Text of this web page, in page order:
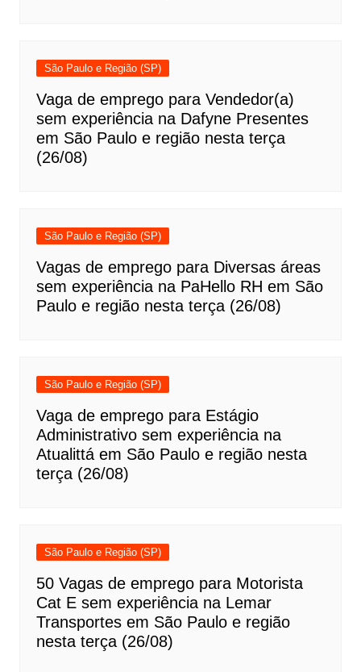
São Paulo e Região (SP)
Vaga de emprego para Vendedor(a)
sem experiência na Dafyne Presentes
em São Paulo e região nesta terça
(26/08)
São Paulo e Região (SP)
Vagas de emprego para Diversas áreas
sem experiência na PaHello RH em São
Paulo e região nesta terça (26/08)
São Paulo e Região (SP)
Vaga de emprego para Estágio
Administrativo sem experiência na
Atualittá em São Paulo e região nesta
terça (26/08)
São Paulo e Região (SP)
50 Vagas de emprego para Motorista
Cat E sem experiência na Lemar
Transportes em São Paulo e região
nesta terça (26/08)